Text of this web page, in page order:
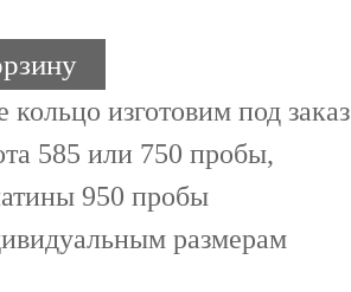
кольцо изготовим под заказ
585 или 750 пробы,
950 пробы
размерам